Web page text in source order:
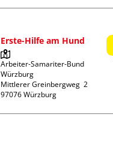
Erste-Hilfe am Hund
Arbeiter-Samariter-Bund
Würzburg
Mittlerer Greinbergweg  2